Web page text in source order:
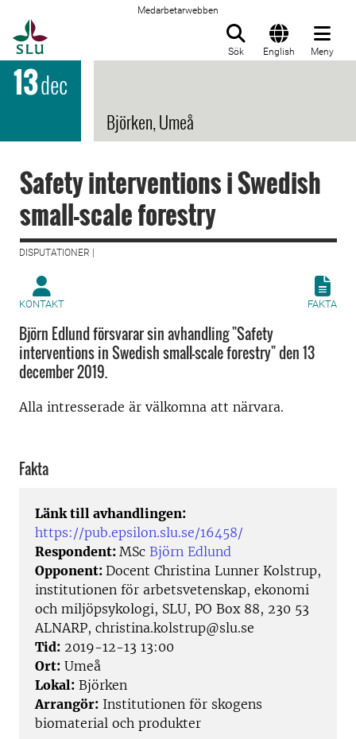
Medarbetarwebben
Sök English Meny
13dec
Björken, Umeå
Safety interventions i Swedish
small-scale forestry
DISPUTATIONER |
KONTAKT FAKTA
Björn Edlund försvarar sin avhandling "Safety
interventions in Swedish small-scale forestry" den 13
december 2019.
Alla intresserade är välkomna att närvara.
Fakta
Länk till avhandlingen:
https://pub.epsilon.slu.se/16458/
Respondent: MSc Björn Edlund
Opponent: Docent Christina Lunner Kolstrup,
institutionen för arbetsvetenskap, ekonomi
och miljöpsykologi, SLU, PO Box 88, 230 53
ALNARP, christina.kolstrup@slu.se
Tid: 2019-12-13 13:00
Ort: Umeå
Lokal: Björken
Arrangör: Institutionen för skogens
biomaterial och produkter